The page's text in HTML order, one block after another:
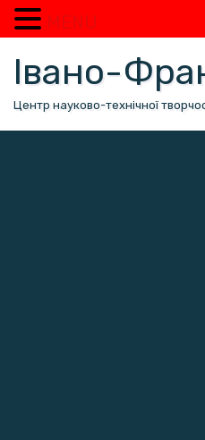
вмісту
Івано-
Центр науково-технічної
MENU